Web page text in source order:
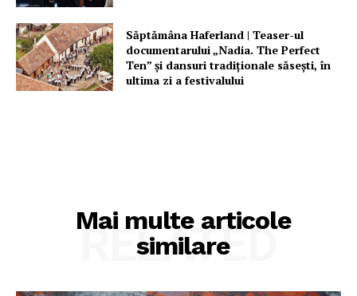
Săptămâna Haferland | Teaser-ul
documentarului „Nadia. The Perfect
Ten” şi dansuri tradiţionale săseşti, în
ultima zi a festivalului
Mai multe articole
similare
RELATED